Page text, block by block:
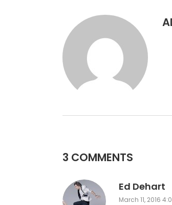
3 COMMENTS
Ed Dehart
March 11, 2016